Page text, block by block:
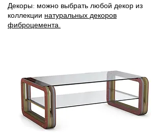
Декоры: можно выбрать любой декор из
коллекции натуральных декоров
фиброцемента.